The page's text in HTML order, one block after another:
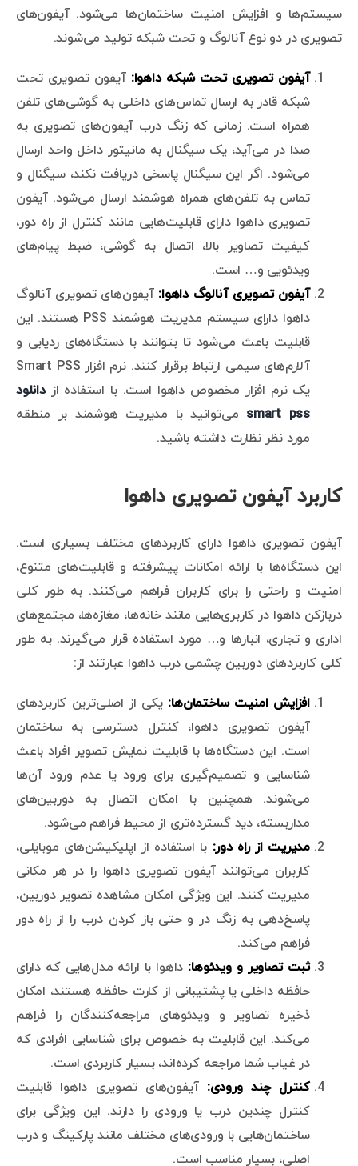
سیستم‌ها و افزایش امنیت ساختمان‌ها می‌شود. آیفون‌های
تصویری در دو نوع آنالوگ و تحت شبکه تولید می‌شوند.
آیفون تصویری تحت شبکه داهوا: آیفون تصویری تحت
شبکه قادر به ارسال تماس‌های داخلی به گوشی‌های تلفن
همراه است. زمانی که زنگ درب آیفون‌های تصویری به
صدا در می‌آید، یک سیگنال به مانیتور داخل واحد ارسال
می‌شود. اگر این سیگنال پاسخی دریافت نکند، سیگنال و
تماس به تلفن‌های همراه هوشمند ارسال می‌شود. آیفون
تصویری داهوا دارای قابلیت‌هایی مانند کنترل از راه دور،
کیفیت تصاویر بالا، اتصال به گوشی، ضبط پیام‌های
ویدئویی و… است.
آیفون تصویری آنالوگ داهوا: آیفون‌های تصویری آنالوگ
داهوا دارای سیستم مدیریت هوشمند PSS هستند. این
قابلیت باعث می‌شود تا بتوانند با دستگاه‌های ردیابی و
آلارم‌های سیمی ارتباط برقرار کنند. نرم ‌افزار Smart PSS
یک نرم افزار مخصوص داهوا است. با استفاده ازدانلود
smart pss می‌توانید با مدیریت هوشمند بر منطقه
مورد نظر نظارت داشته باشید.
کاربرد آیفون تصویری داهوا
آیفون تصویری داهوا دارای کاربردهای مختلف بسیاری است.
این دستگاه‌ها با ارائه امکانات پیشرفته و قابلیت‌های متنوع،
امنیت و راحتی را برای کاربران فراهم می‌کنند. به طور کلی
دربازکن داهوا در کاربری‌هایی مانند خانه‌ها، مغازه‌ها، مجتمع‌های
اداری و تجاری، انبارها و… مورد استفاده قرار می‌گیرند. به طور
کلی کاربردهای دوربین چشمی درب داهوا عبارتند از:
افزایش امنیت ساختمان‌ها:یکی از اصلی‌ترین کاربردهای
آیفون تصویری داهوا، کنترل دسترسی به ساختمان
است. این دستگاه‌ها با قابلیت نمایش تصویر افراد باعث
شناسایی و تصمیم‌گیری برای ورود یا عدم ورود آن‌ها
می‌شوند. همچنین با امکان اتصال به دوربین‌های
مداربسته، دید گسترده‌تری از محیط فراهم می‌شود.
مدیریت از راه دور: با استفاده از اپلیکیشن‌های موبایلی،
کاربران می‌توانند آیفون تصویری داهوا را در هر مکانی
مدیریت کنند. این ویژگی امکان مشاهده تصویر دوربین،
پاسخ‌دهی به زنگ در و حتی باز کردن درب را از راه دور
فراهم می‌کند.
ثبت تصاویر و ویدئوها: داهوا با ارائه مدل‌هایی که دارای
حافظه داخلی یا پشتیبانی از کارت حافظه هستند، امکان
ذخیره تصاویر و ویدئوهای مراجعه‌کنندگان را فراهم
می‌کند. این قابلیت به خصوص برای شناسایی افرادی که
در غیاب شما مراجعه کرده‌اند، بسیار کاربردی است.
کنترل چند ورودی:آیفون‌های تصویری داهوا قابلیت
کنترل چندین درب یا ورودی را دارند. این ویژگی برای
ساختمان‌هایی با ورودی‌های مختلف مانند پارکینگ و درب
اصلی، بسیار مناسب است.